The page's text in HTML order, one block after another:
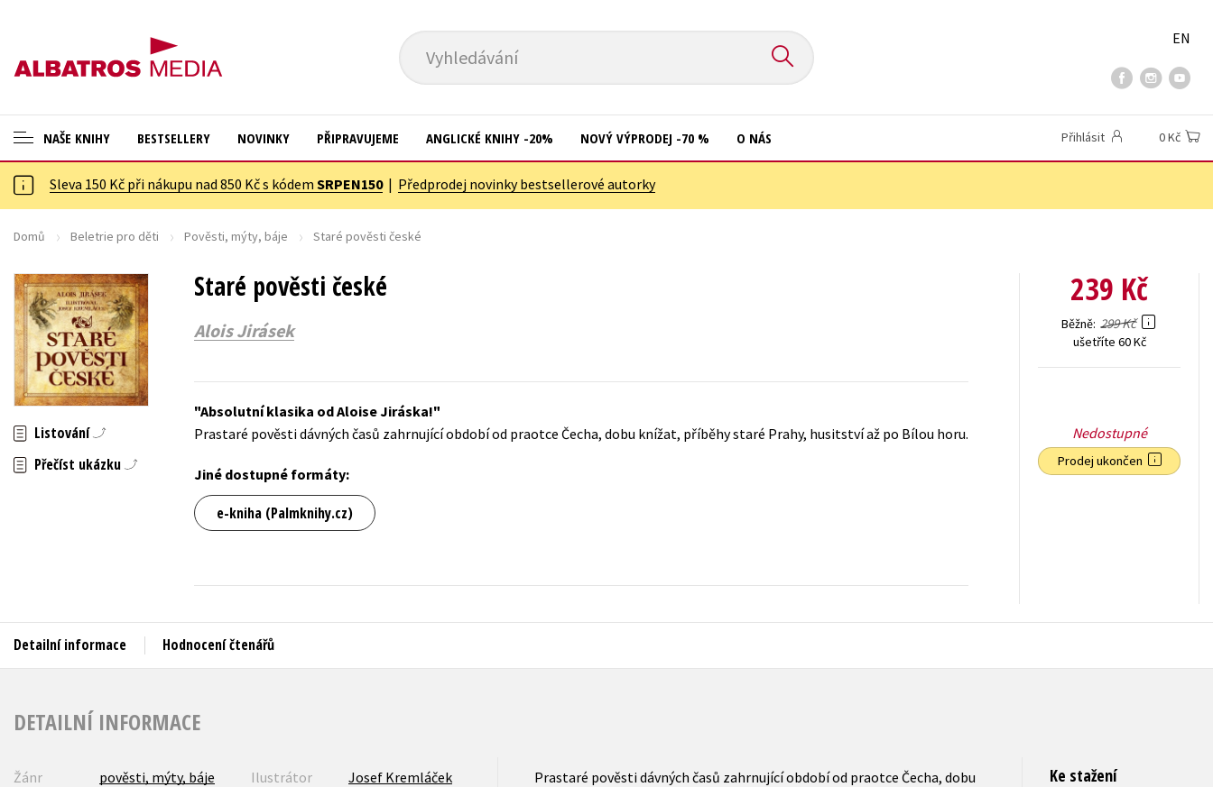
Vyhledávání
EN
NAŠE KNIHY
ANGLICKÉ KNIHY -20 %
NOVÝ VÝPRODEJ -70 %
ASTERIX S DÁRKEM
🎁DÁRKOVÉ PUBLIKACE
✉️ DÁRKOVÉ POUKAZY
Auto - moto
Cestování
Dárkové publikace
Digitální fotografie
Esoterika a duchovní svět
Hobby
Jazyky
Kalendáře
Kariéra a osobní rozvoj
Populárně - naučné pro děti
Young adult (SK)
BESTSELLERY NOVINKY PŘIPRAVUJEME ANGLICKÉ KNIHY -20% NOVÝ VÝPRODEJ -70 % O NÁS Přihlásit 0 Kč
Sleva 150 Kč při nákupu nad 850 Kč s kódem SRPEN150| Předprodej novinky bestsellerové autorky
Domů Beletrie pro děti Pověsti, mýty, báje Staré pověsti české
Staré pověsti české
Alois Jirásek
Listování
Přečíst ukázku
Absolutní klasika od Aloise Jiráska!
Prastaré pověsti dávných časů zahrnující období od praotce Čecha, dobu knížat, příběhy staré Prahy, husitství až po Bílou horu.
Jiné dostupné formáty:
e-kniha (Palmknihy.cz)
239 Kč
Běžně 299 Kč
ušetříte 60 Kč
Nedostupné
Prodej ukončen
Detailní informace Hodnocení čtenářů
DETAILNÍ INFORMACE
Žánr pověsti, mýty, báje Ilustrátor Josef Kremláček
Prastaré pověsti dávných časů zahrnující období od praotce Čecha, dobu
Ke stažení